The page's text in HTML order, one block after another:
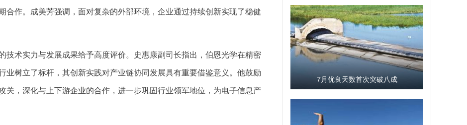
合作。成美芳强调，面对复杂的外部环境，企业通过持续创新实现了稳健
技术实力与发展成果给予高度评价。史惠康副司长指出，伯恩光学在精密
业树立了标杆，其创新实践对产业链协同发展具有重要借鉴意义。他鼓励
关，深化与上下游企业的合作，进一步巩固行业领军地位，为电子信息产
7月优良天数首次突破八成